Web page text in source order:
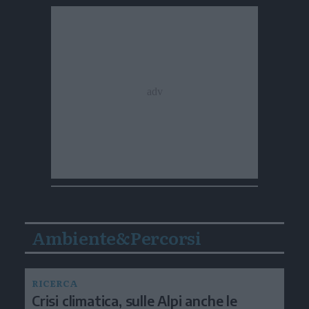
Ambiente&Percorsi
RICERCA
Crisi climatica, sulle Alpi anche le